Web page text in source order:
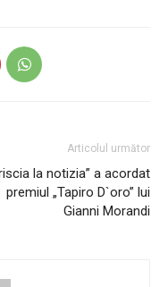
Articolul următor
la notizia” a acordat
premiul „Tapiro D`oro” lui
Gianni Morandi